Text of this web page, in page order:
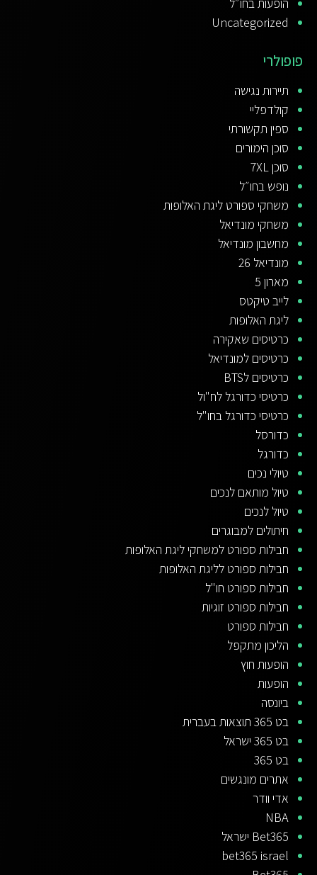
Uncategorized
פופולרי
תיירות נגישה
קולדפליי
ספין תקשורתי
סוכן הימורים
סוכן 7XL
נופש בחו״ל
משחקי ספורט ליגת האלופות
משחקי מונדיאל
מחשבון מונדיאל
מונדיאל 26
מארון 5
לייב טיקטס
ליגת האלופות
כרטיסים שאקירה
כרטיסים למונדיאל
כרטיסים לBTS
כרטיסי כדורגל לח"ול
כרטיסי כדורגל בחו"ל
כדורסל
כדורגל
טיולי נכים
טיול מותאם לנכים
טיול לנכים
חיתולים למבוגרים
חבילות ספורט למשחקי ליגת האלופות
חבילות ספורט לליגת האלופות
חבילות ספורט חו"ל
חבילות ספורט זוגיות
חבילות ספורט
הליכון מתקפל
הופעות חוץ
הופעות
ביונסה
בט 365 תוצאות בעברית
בט 365 ישראל
בט 365
אתרים מונגשים
אדי וודר
NBA
Bet365 ישראל
bet365 israel